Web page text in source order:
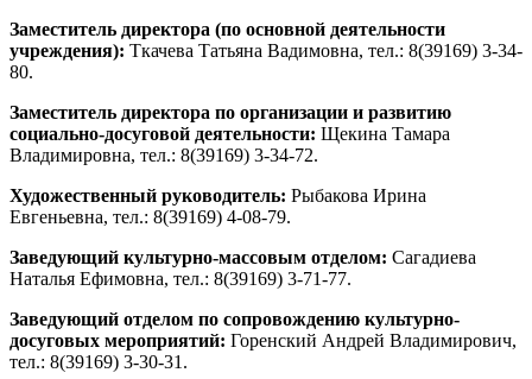
Заместитель директора (по основной деятельности
учреждения): Ткачева Татьяна Вадимовна, тел.: 8(39169) 3-34-
80.
Заместитель директора по организации и развитию
социально-досуговой деятельности: Щекина Тамара
Владимировна, тел.: 8(39169) 3-34-72.
Художественный руководитель: Рыбакова Ирина
Евгеньевна, тел.: 8(39169) 4-08-79.
Заведующий культурно-массовым отделом: Сагадиева
Наталья Ефимовна, тел.: 8(39169) 3-71-77.
Заведующий отделом по сопровождению культурно-
досуговых мероприятий: Горенский Андрей Владимирович,
тел.: 8(39169) 3-30-31.